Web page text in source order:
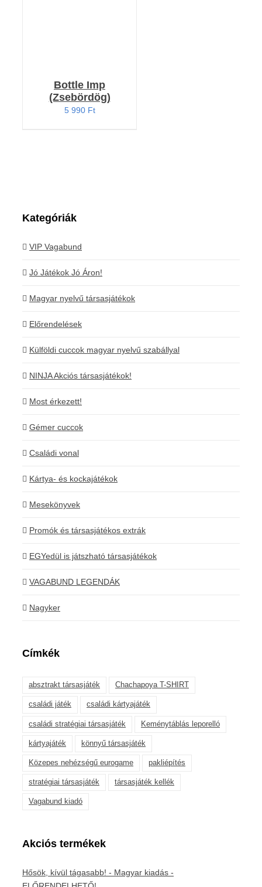
Bottle Imp
(Zsebördög)
5 990 Ft
Kategóriák
VIP Vagabund
Jó Játékok Jó Áron!
Magyar nyelvű társasjátékok
Előrendelések
Külföldi cuccok magyar nyelvű szabállyal
NINJA Akciós társasjátékok!
Most érkezett!
Gémer cuccok
Családi vonal
Kártya- és kockajátékok
Mesekönyvek
Promók és társasjátékos extrák
EGYedül is játszható társasjátékok
VAGABUND LEGENDÁK
Nagyker
Címkék
absztrakt társasjáték Chachapoya T-SHIRT
családi játék családi kártyajáték
családi stratégiai társasjáték Keménytáblás leporelló
kártyajáték könnyű társasjáték
Közepes nehézségű eurogame pakliépítés
stratégiai társasjáték társasjáték kellék
Vagabund kiadó
Akciós termékek
Hősök, kívül tágasabb! - Magyar kiadás -